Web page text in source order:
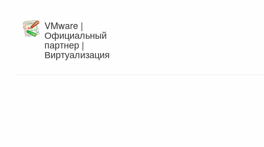
VMware |
Официальный
партнер |
Виртуализация